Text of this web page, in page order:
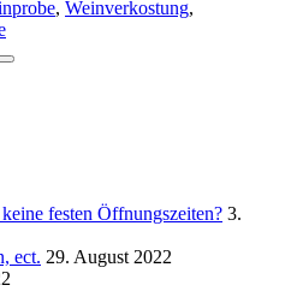
, Weinverkostung,
Suche
festen Öffnungszeiten? 3.
ect. 29. August 2022